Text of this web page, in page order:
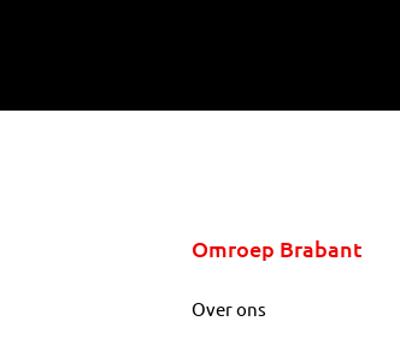
Omroep Brabant
Over ons